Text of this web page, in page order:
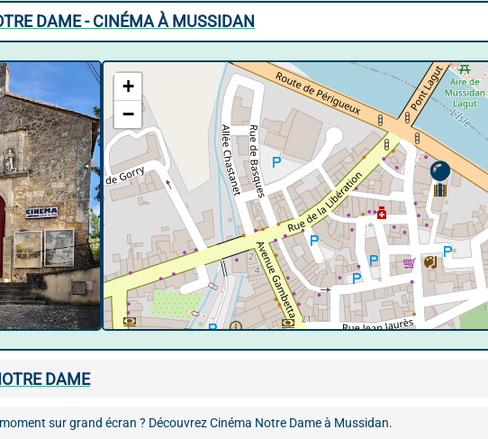
DAME - CINÉMA À MUSSIDAN
+
−
DAME
sur grand écran ? Découvrez Cinéma Notre Dame à Mussidan.